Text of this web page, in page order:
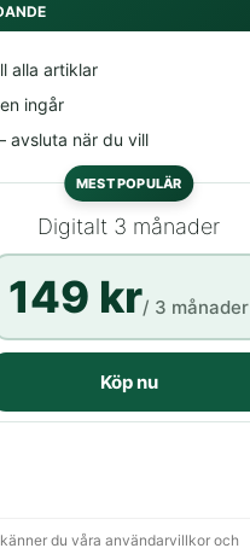
alla artiklar
ingår
avsluta när du vill
MEST POPULÄR
Digitalt 3 månader
149 kr/ 3 månader
Köp nu
du våra användarvillkor och